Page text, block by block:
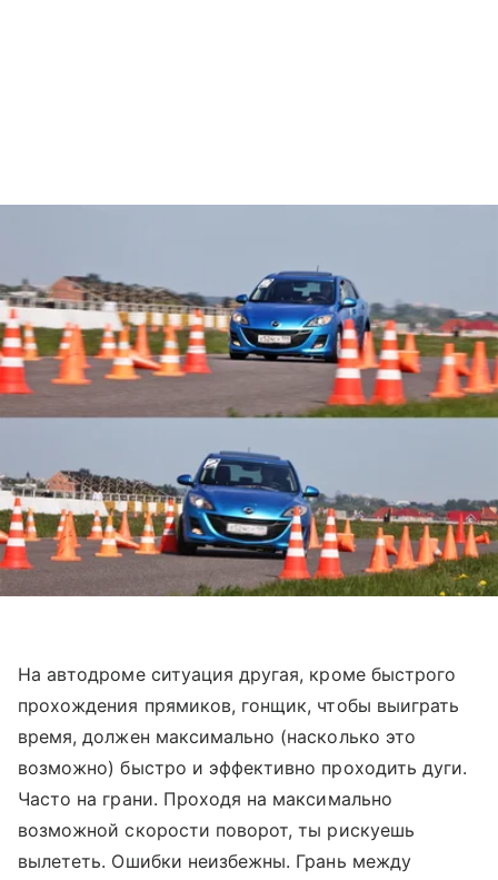
На автодроме ситуация другая, кроме быстрого
прохождения прямиков, гонщик, чтобы выиграть
время, должен максимально (насколько это
возможно) быстро и эффективно проходить дуги.
Часто на грани. Проходя на максимально
возможной скорости поворот, ты рискуешь
вылететь. Ошибки неизбежны. Грань между